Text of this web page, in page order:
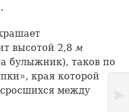
высотой 2,8 м
булыжник), таков по
края которой
между